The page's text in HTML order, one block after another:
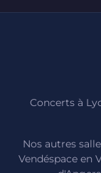
Concerts à
Nos autres
Vendéspace en